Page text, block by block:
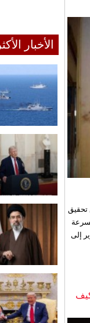
تحقيق
إلى
الأخبار